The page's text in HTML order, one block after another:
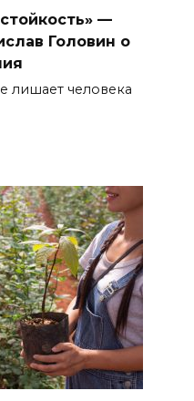
—
Головин о
лишает человека